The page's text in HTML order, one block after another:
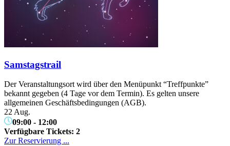
Samstagstrail
Der Veranstaltungsort wird über den Menüpunkt “Treffpunkte”
bekannt gegeben (4 Tage vor dem Termin). Es gelten unsere
allgemeinen Geschäftsbedingungen (AGB).
22 Aug.
09:00 - 12:00
Verfügbare Tickets: 2
Zur Reservierung ...